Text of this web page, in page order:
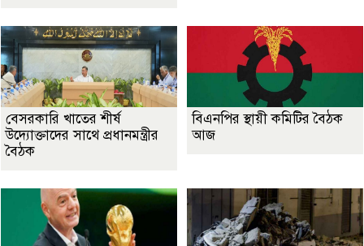
বেসরকারি খাতের শীর্ষ
উদ্যোক্তাদের সাথে প্রধানমন্ত্রীর
বৈঠক
বিএনপির স্থায়ী কমিটির বৈঠক
আজ